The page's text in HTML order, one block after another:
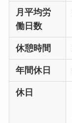
月平均労
働日数
休憩時間
年間休日
休日